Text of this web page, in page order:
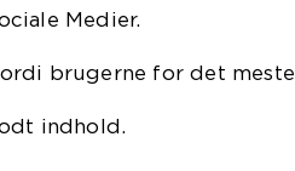
Medier.
brugerne for det meste
indhold.